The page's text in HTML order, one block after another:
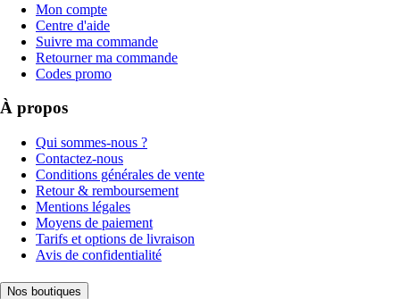
Mon compte
Centre d'aide
Suivre ma commande
Retourner ma commande
Codes promo
À propos
Qui sommes-nous ?
Contactez-nous
Conditions générales de vente
Retour & remboursement
Mentions légales
Moyens de paiement
Tarifs et options de livraison
Avis de confidentialité
Nos boutiques